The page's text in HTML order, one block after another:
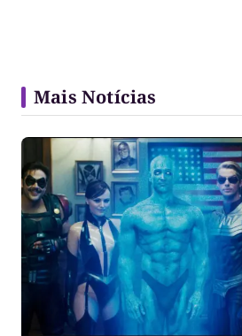
Mais Notícias